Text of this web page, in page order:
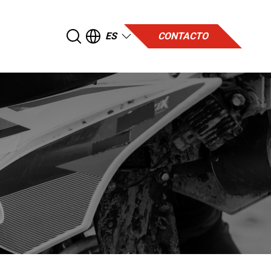
ES CONTACTO